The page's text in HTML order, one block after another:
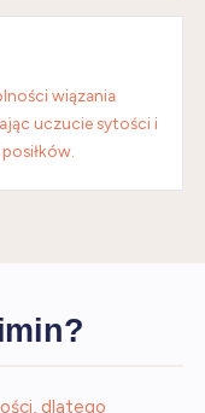
wiązania
uczucie sytości i
dlatego